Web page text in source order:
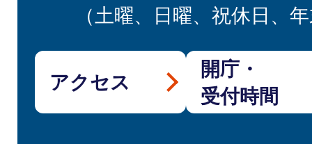
（土曜、日曜、祝休日、
アクセス
開庁・
受付時間